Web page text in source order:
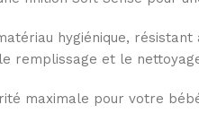
hygiénique,
remplissage et le
maximale pour votre